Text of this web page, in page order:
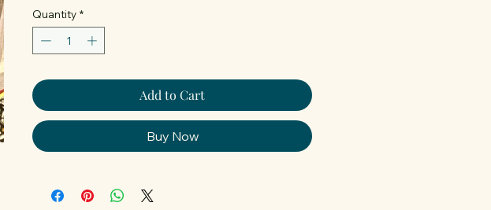
Quantity *
Add to Cart
Buy Now